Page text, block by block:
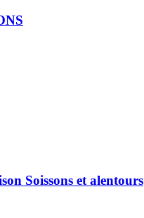
Soissons et alentours